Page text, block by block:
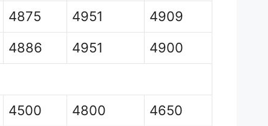
4875 4951
4909
4886 4951
4900
4500 4800
4650